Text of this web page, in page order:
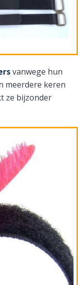
vanwege hun
meerdere keren
ze bijzonder